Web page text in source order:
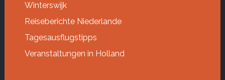
Winterswijk
Reiseberichte Niederlande
Tagesausflugstipps
Veranstaltungen in Holland